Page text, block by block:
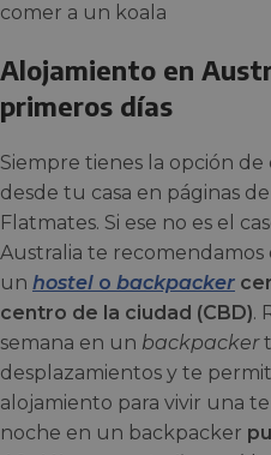
Alojamiento en
primeros días
Siempre tienes la opción
desde tu casa en páginas
Flatmates. Si ese no es el
Australia te
un hostel o backpacker
centro de la ciudad (CBD).
semana en un backpacker
desplazamientos y te
alojamiento para vivir una
noche en un backpacker